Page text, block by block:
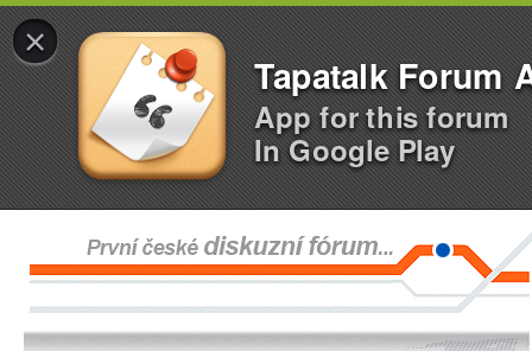
×
Tapatalk Forum
App for this forum
In Google Play